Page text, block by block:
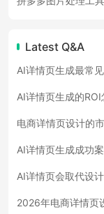
Latest Q&A
AI详情页生成最常
AI详情页生成的
电商详情页设计的
AI详情页生成成功
AI详情页会取代设
2026年电商详情页